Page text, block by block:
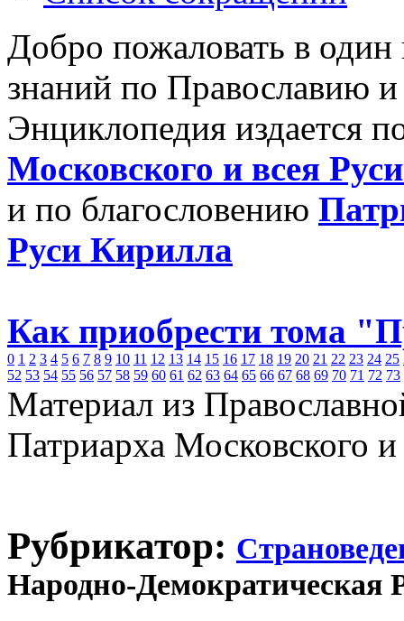
Добро пожаловать в
знаний по Православию
Энциклопедия издается
Московского и всея
и по благословению
Руси Кирилла
Как приобрести тома
0 1 2 3 4 5 6 7 8 9 10 11 12 13 14 15 16 17 18 19 20 21 22 23 24 25
52 53 54 55 56 57 58 59 60 61 62 63 64 65 66 67 68 69 70 71 72 73
Материал из
Патриарха Московского
Рубрикатор:
Народно-Демократическая